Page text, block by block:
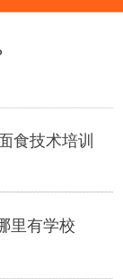
食技术培训
里有学校